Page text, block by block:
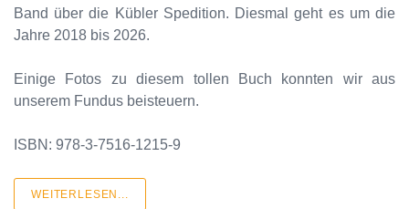
Band über die Kübler Spedition. Diesmal geht es um die
Jahre 2018 bis 2026.
Einige Fotos zu diesem tollen Buch konnten wir aus
unserem Fundus beisteuern.
ISBN: 978-3-7516-1215-9
WEITERLESEN...